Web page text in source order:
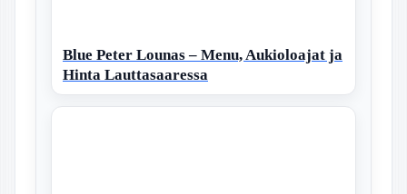
Blue Peter Lounas – Menu, Aukioloajat ja
Hinta Lauttasaaressa